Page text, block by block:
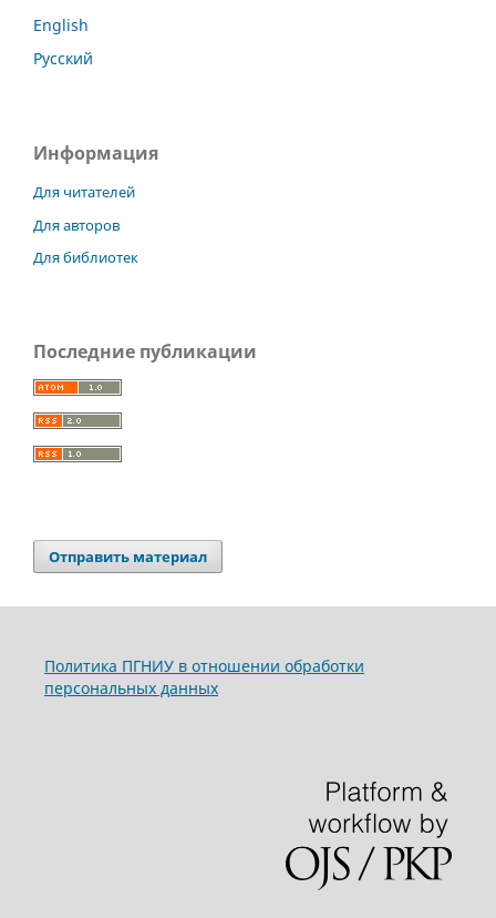
English
Русский
Информация
Для читателей
Для авторов
Для библиотек
Последние публикации
Отправить материал
Политика ПГНИУ в отношении обработки
персональных данных